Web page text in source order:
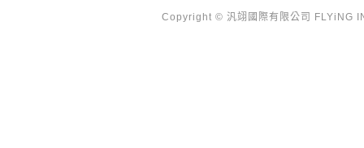
Copyright © 汎翊國際有限公司 FLYiNG